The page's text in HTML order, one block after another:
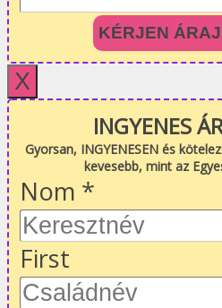
KÉRJEN
X
INGYENES
Gyorsan, INGYENESEN és
kevesebb, mint az
Nom *
First